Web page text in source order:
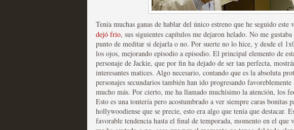
Mi experiencia como usuario de
MOLTISANTI
Recomendación de la semana
Tenía muchas ganas de hablar del único estreno que he seguido este
dejó frio, sus siguientes capítulos me dejaron helado. No me
punto de meditar si dejarla o no. Por suerte no lo hice, y desde el
los ojos, mejorando episodio a episodio. El principal elemento de
personaje de Jackie, que por fin ha dejado de ser tan perfecta,
interesantes matices. Algo necesario, contando que es la absoluta
personajes secundarios también han ido progresando
mucho más. Por cierto, me ha llamado muchísimo la atención, los
Esto es una tontería pero acostumbrado a ver siempre caras bonitas
hollywoodiense que se precie, esto era algo que tenía que destacar.
favorable tendencia hasta el final de temporada, momento en el que